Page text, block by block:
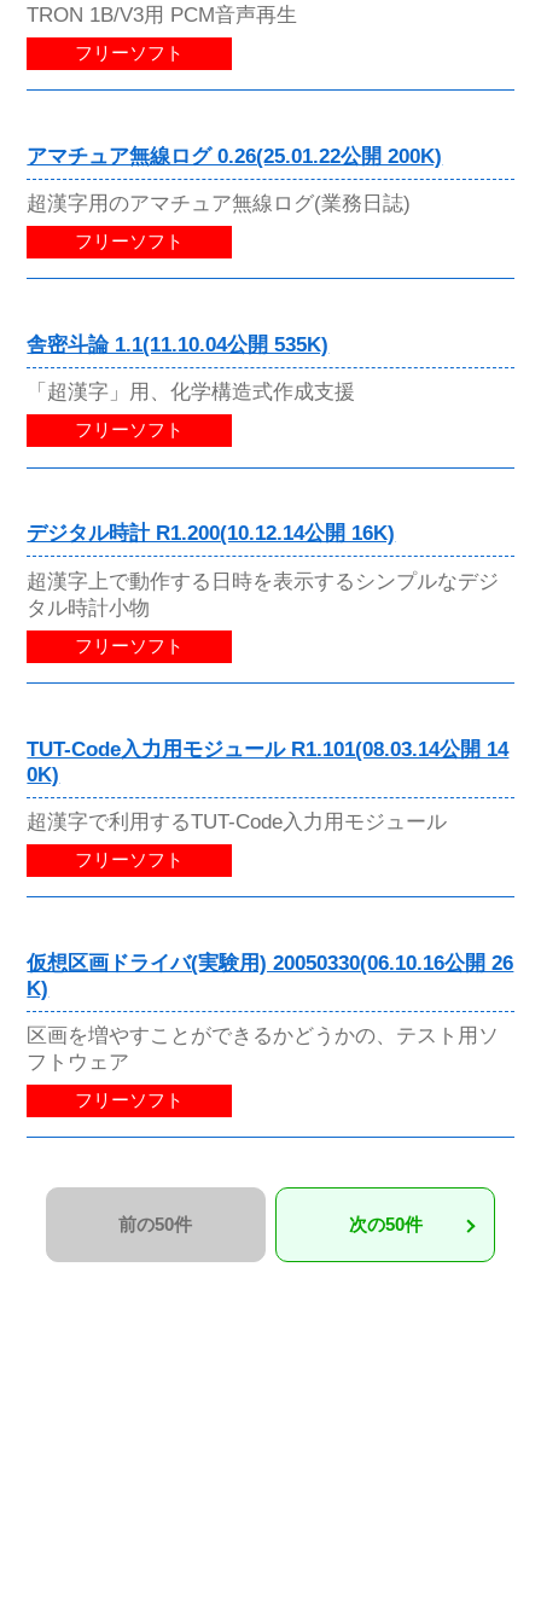
TRON 1B/V3用 PCM音声再生
フリーソフト
アマチュア無線ログ 0.26(25.01.22公開 200K)
超漢字用のアマチュア無線ログ(業務日誌)
フリーソフト
舎密斗論 1.1(11.10.04公開 535K)
「超漢字」用、化学構造式作成支援
フリーソフト
デジタル時計 R1.200(10.12.14公開 16K)
超漢字上で動作する日時を表示するシンプルなデジ
タル時計小物
フリーソフト
TUT-Code入力用モジュール R1.101(08.03.14公開 14
0K)
超漢字で利用するTUT-Code入力用モジュール
フリーソフト
仮想区画ドライバ(実験用) 20050330(06.10.16公開 26
K)
区画を増やすことができるかどうかの、テスト用ソ
フトウェア
フリーソフト
前の50件 次の50件